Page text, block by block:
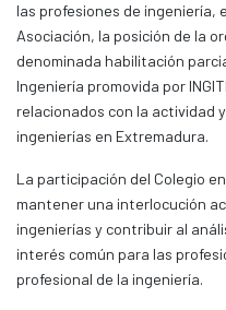
las profesiones de ingeniería,
Asociación, la posición de la
denominada habilitación
Ingeniería promovida por
relacionados con la actividad
ingenierías en Extremadura.
La participación del Colegio
mantener una interlocución
ingenierías y contribuir al
interés común para las
profesional de la ingeniería.